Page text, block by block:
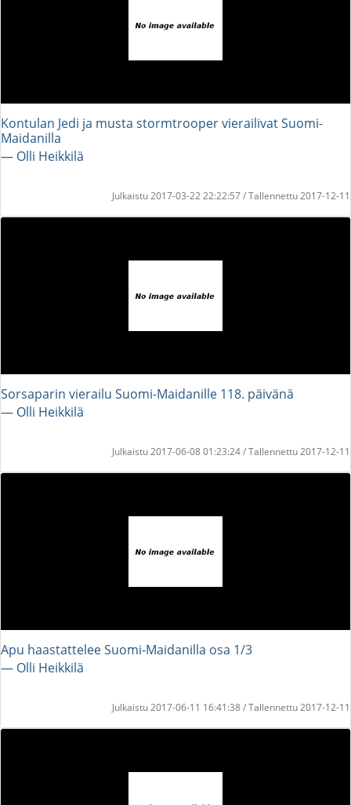
Kontulan Jedi ja musta stormtrooper vierailivat Suomi-
Maidanilla
― Olli Heikkilä
Julkaistu 2017-03-22 22:22:57 / Tallennettu 2017-12-11
Sorsaparin vierailu Suomi-Maidanille 118. päivänä
― Olli Heikkilä
Julkaistu 2017-06-08 01:23:24 / Tallennettu 2017-12-11
Apu haastattelee Suomi-Maidanilla osa 1/3
― Olli Heikkilä
Julkaistu 2017-06-11 16:41:38 / Tallennettu 2017-12-11